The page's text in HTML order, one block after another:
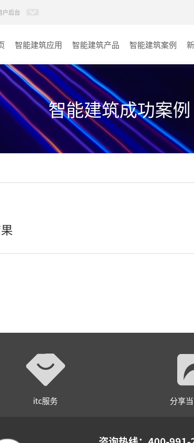
户后台
智能建筑应用 智能建筑产品
智能建筑系列
智能建筑案例
政府单位
学校
其它
智能建筑成功案例
itc服务 分享